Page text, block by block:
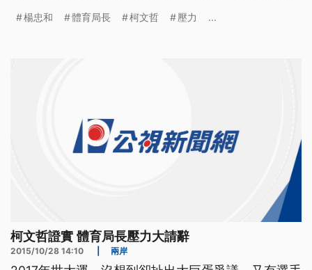
面對面 當面談有哪些困難或什麼的 我們再處理吧 明
楊忠和 體育局長 柯文哲 壓力 ...
柯文哲證實 體育局長壓力大請辭
2015/10/28 14:10 兩岸